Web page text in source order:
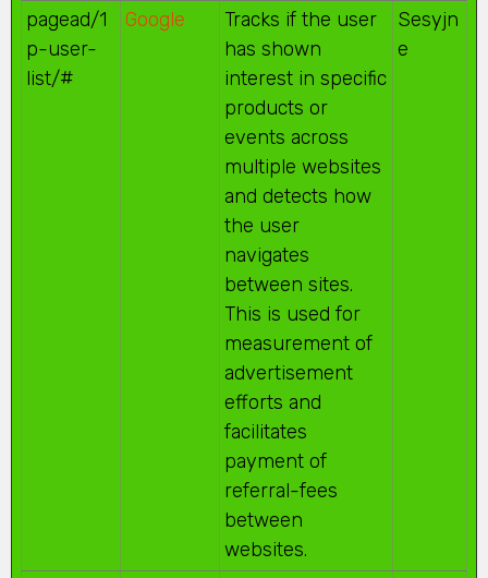
pagead/1
p-user-
list/#
Google
Tracks if the user
has shown
interest in specific
products or
events across
multiple websites
and detects how
the user
navigates
between sites.
This is used for
measurement of
advertisement
efforts and
facilitates
payment of
referral-fees
between
websites.
Sesyjn
e